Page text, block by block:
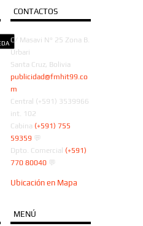
CONTACTOS
C/ Masavi N° 25 Zona B.
Urbari
Santa Cruz, Bolivia
publicidad@fmhit99.co
m
Central (+591) 3539966
int. 102
Cabina (+591) 755
59359💬
Dpto. Comercial (+591)
770 80040💬
Ubicación en Mapa
MENÚ